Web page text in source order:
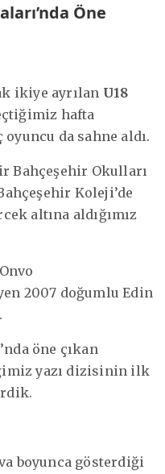
Öne
ikiye ayrılan U18
hafta
da sahne aldı.
Bahçeşehir Okulları
Koleji’de
altına aldığımız
2007 doğumlu Edin
öne çıkan
yazı dizisinin ilk
boyunca gösterdiği